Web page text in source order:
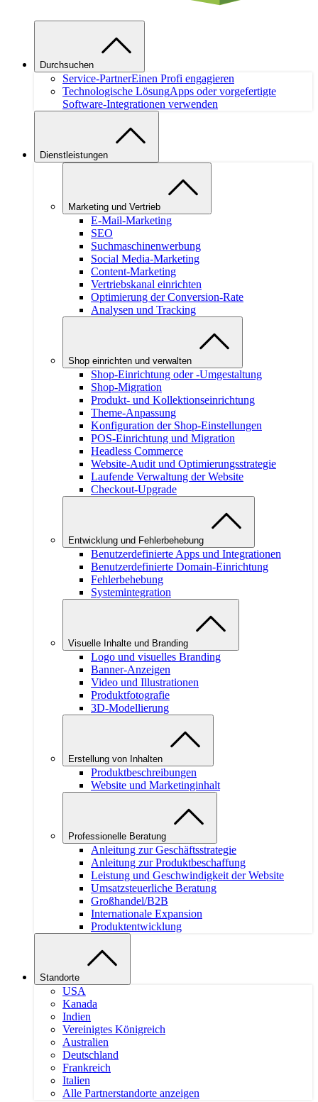
Durchsuchen
Service-PartnerEinen Profi engagieren
Technologische LösungApps oder vorgefertigte
Software-Integrationen verwenden
Dienstleistungen
Marketing und Vertrieb
E-Mail-Marketing
SEO
Suchmaschinenwerbung
Social Media-Marketing
Content-Marketing
Vertriebskanal einrichten
Optimierung der Conversion-Rate
Analysen und Tracking
Shop einrichten und verwalten
Shop-Einrichtung oder -Umgestaltung
Shop-Migration
Produkt- und Kollektionseinrichtung
Theme-Anpassung
Konfiguration der Shop-Einstellungen
POS-Einrichtung und Migration
Headless Commerce
Website-Audit und Optimierungsstrategie
Laufende Verwaltung der Website
Checkout-Upgrade
Entwicklung und Fehlerbehebung
Benutzerdefinierte Apps und Integrationen
Benutzerdefinierte Domain-Einrichtung
Fehlerbehebung
Systemintegration
Visuelle Inhalte und Branding
Logo und visuelles Branding
Banner-Anzeigen
Video und Illustrationen
Produktfotografie
3D-Modellierung
Erstellung von Inhalten
Produktbeschreibungen
Website und Marketinginhalt
Professionelle Beratung
Anleitung zur Geschäftsstrategie
Anleitung zur Produktbeschaffung
Leistung und Geschwindigkeit der Website
Umsatzsteuerliche Beratung
Großhandel/B2B
Internationale Expansion
Produktentwicklung
Standorte
USA
Kanada
Indien
Vereinigtes Königreich
Australien
Deutschland
Frankreich
Italien
Alle Partnerstandorte anzeigen